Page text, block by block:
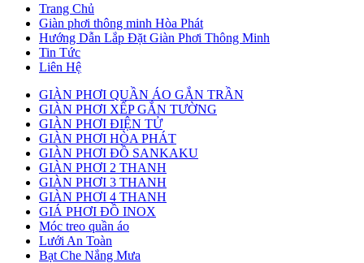
Trang Chủ
Giàn phơi thông minh Hòa Phát
Hướng Dẫn Lắp Đặt Giàn Phơi Thông Minh
Tin Tức
Liên Hệ
GIÀN PHƠI QUẦN ÁO GẮN TRẦN
GIÀN PHƠI XẾP GẮN TƯỜNG
GIÀN PHƠI ĐIỆN TỬ
GIÀN PHƠI HÒA PHÁT
GIÀN PHƠI ĐỒ SANKAKU
GIÀN PHƠI 2 THANH
GIÀN PHƠI 3 THANH
GIÀN PHƠI 4 THANH
GIÁ PHƠI ĐỒ INOX
Móc treo quần áo
Lưới An Toàn
Bạt Che Nắng Mưa